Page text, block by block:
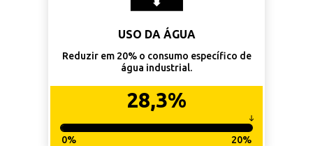
USO DA ÁGUA
Reduzir em 20% o consumo específico de
água industrial.
28,3%
0% 20%